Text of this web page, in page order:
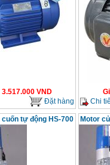
3.517.000VND
Đặt hàng
Chi
tự động HS-700 Motor